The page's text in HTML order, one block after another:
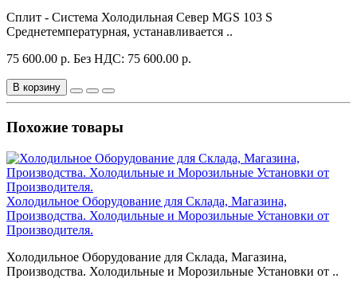
Сплит - Система Холодильная Север MGS 103 S
Среднетемпературная, устанавливается ..
75 600.00 р. Без НДС: 75 600.00 р.
В корзину
Похожие товары
Холодильное Оборудование для Склада, Магазина,
Производства. Холодильные и Морозильные Установки от
Производителя.
Холодильное Оборудование для Склада, Магазина,
Производства. Холодильные и Морозильные Установки от ..